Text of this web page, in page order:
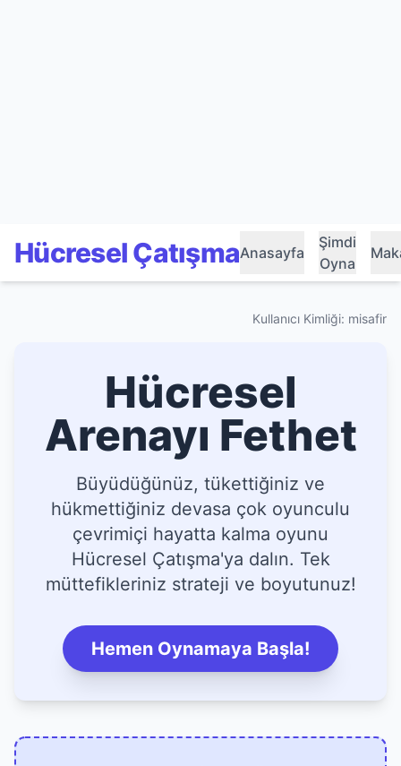
Hücresel ÇatışmaAnasayfa
Şimdi
Oyna
Kullanıcı Kimliği: misafir
Hücresel
Arenayı Fethet
Büyüdüğünüz, tükettiğiniz ve
hükmettiğiniz devasa çok oyunculu
çevrimiçi hayatta kalma oyunu
Hücresel Çatışma'ya dalın. Tek
müttefikleriniz strateji ve boyutunuz!
Hemen Oynamaya Başla!